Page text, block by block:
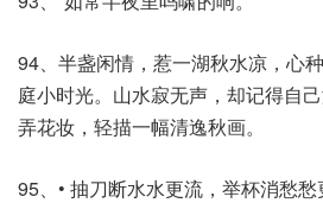
94、半盏闲情，惹一湖秋水凉，心
庭小时光。山水寂无声，却记得自
弄花妆，轻描一幅清逸秋画。
95、• 抽刀断水水更流，举杯消愁愁